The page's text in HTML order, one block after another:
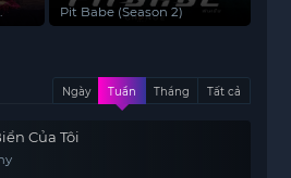
(Phần 2)
Pit Babe (Season 2)
Ngày Tuần Tháng Tất cả
Của Tôi